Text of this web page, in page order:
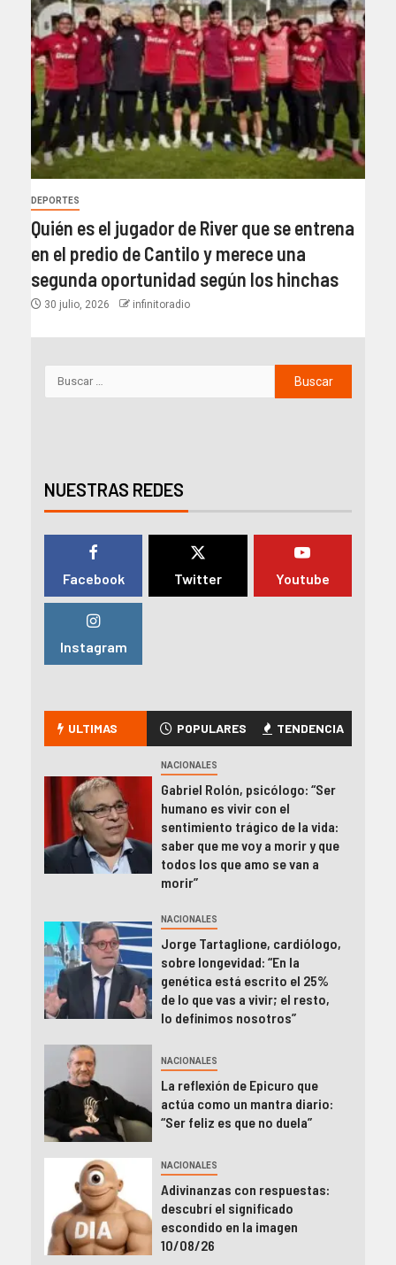
DEPORTES
Quién es el jugador de River que se entrena
en el predio de Cantilo y merece una
segunda oportunidad según los hinchas
30 julio, 2026 infinitoradio
NUESTRAS REDES
Facebook Twitter Youtube
Instagram
ULTIMAS POPULARES TENDENCIA
NACIONALES
Gabriel Rolón, psicólogo: “Ser
humano es vivir con el
sentimiento trágico de la vida:
saber que me voy a morir y que
todos los que amo se van a
morir”
NACIONALES
Jorge Tartaglione, cardiólogo,
sobre longevidad: “En la
genética está escrito el 25%
de lo que vas a vivir; el resto,
lo definimos nosotros”
NACIONALES
La reflexión de Epicuro que
actúa como un mantra diario:
“Ser feliz es que no duela”
NACIONALES
Adivinanzas con respuestas:
descubrí el significado
escondido en la imagen
10/08/26